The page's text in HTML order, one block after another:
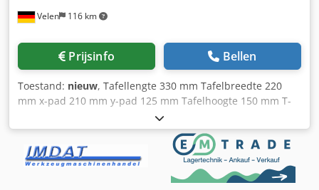
voorkomen de ophoping van vocht en zorgen voor een
Ija De 20 voet opslagcontainer is ideaal voor de opslag van
gereedschap, machines, materialen, meubilair en nog veel
gebruikt en is ideaal voor bouwplaatsen, magazijnen,
evenementen of als extra opslagruimte voor uw bedrijf.
Extra voordelen: - Eenvoudige bediening: Dankzij de
gestandaardiseerde afmetingen is de container eenvoudig
te transporteren en te plaatsen. - Flexibiliteit: De container
is op verschillende locaties inzetbaar en mobiel, zodat u
hem indien nodig kunt verplaatsen. - Maatwerk: Op
Velen 116 km
Prijsinfo Bellen
Toestand: nieuw, Tafellengte 330 mm Tafelbreedte 220
mm x-pad 210 mm y-pad 125 mm Tafelhoogte 150 mm T-
gleuven 12 mm Gewicht 33 kg Afmetingen L x B x H 0,41 x
0,35 x 0,22 mm Chjdpfxeupw Two Ah Ioa Kruistafel met
draaitafel